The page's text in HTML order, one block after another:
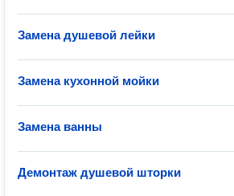
Замена душевой лейки
Замена кухонной мойки
Замена ванны
Демонтаж душевой шторки